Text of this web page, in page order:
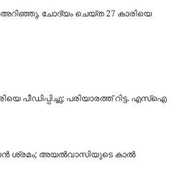
ചോദ്യം ചെയ്ത 27 കാരിയെ
പീഡിപ്പിച്ചു; പരിയാരത്ത് റിട്ട. എസ്ഐ
ശ്രമം; അയല്‍വാസിയുടെ കാല്‍